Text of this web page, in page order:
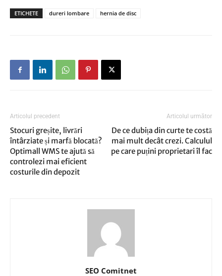
ETICHETE dureri lombare hernia de disc
Articolul precedent
Stocuri greșite, livrări
întârziate și marfă blocată?
Optimall WMS te ajută să
controlezi mai eficient
costurile din depozit
Articolul următor
De ce dubița din curte te costă
mai mult decât crezi. Calculul
pe care puțini proprietari îl fac
SEO Comitnet